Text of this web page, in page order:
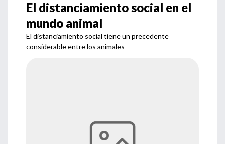
El distanciamiento social en el
mundo animal
El distanciamiento social tiene un precedente
considerable entre los animales